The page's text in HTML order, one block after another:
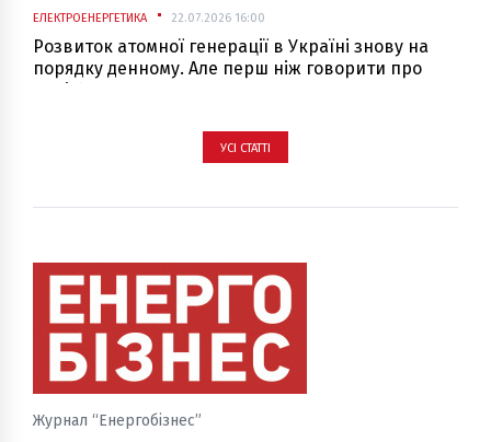
ЕЛЕКТРОЕНЕРГЕТИКА 22.07.2026 16:00
Розвиток атомної генерації в Україні знову на
порядку денному. Але перш ніж говорити про
нові блоки, варто пригадати, що про це вже
тих застережень актуальні дотепер.
УСІ СТАТТІ
Журнал “Енергобізнес”